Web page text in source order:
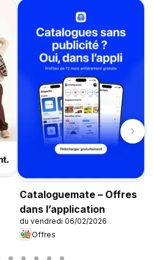
Cataloguemate – Offres
dans l’application
du vendredi 06/02/2026
Offres